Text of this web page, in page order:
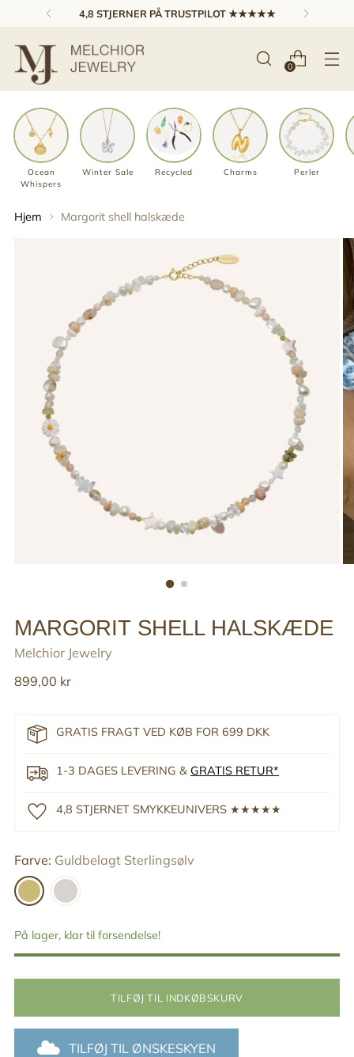
4,8 STJERNER PÅ TRUSTPILOT ★★★★★
0
Ocean
Whispers
Winter Sale Recycled Charms Perler
Hjem Margorit shell halskæde
MARGORIT SHELL HALSKÆDE
Melchior Jewelry
Reguler
899,00 kr
GRATIS FRAGT VED KØB FOR 699 DKK
1-3 DAGES LEVERING & GRATIS RETUR*
4,8 STJERNET SMYKKEUNIVERS ★★★★★
Farve: Guldbelagt Sterlingsølv
På lager, klar til forsendelse!
TILFØJ TIL INDKØBSKURV
TILFØJ TIL ØNSKESKYEN